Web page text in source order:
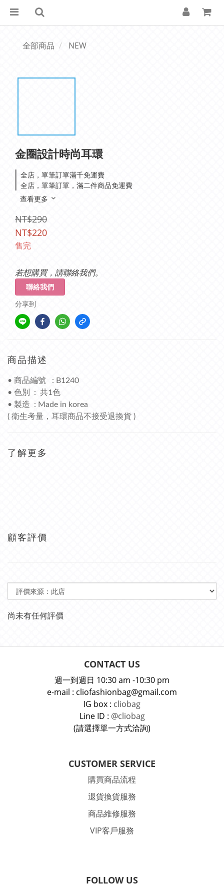
全部商品 NEW
金圈設計時尚耳環
全店，單筆訂單滿千免運費
全店，單筆訂單，滿二件商品免運費
查看更多
NT$290
NT$220
售完
若想購買，請聯絡我們。
聯絡我們
分享到
商品描述
• 商品編號 : B1240
• 色別 : 共1色
• 製造 : Made in korea
( 衛生考量，耳環商品不接受退換貨 )
了解更多
顧客評價
尚未有任何評價
CONTACT US
週一到週日 10:30 am -10:30 pm
e-mail : cliofashionbag@gmail.com
IG box : cliobag
Line ID : @cliobag
(請選擇單一方式洽詢)
CUSTOMER SERVICE
購買商品流程
退貨換貨服務
商品維修服務
VIP客戶服務
FOLLOW US